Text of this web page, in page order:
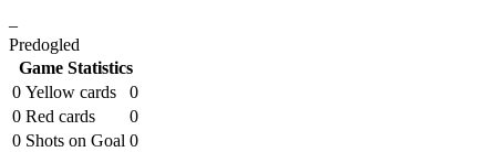
–
Predogled
Game Statistics
0 Yellow cards
0
0 Red cards
0
0 Shots on Goal 0